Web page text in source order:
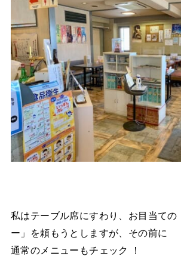
私はテーブル席にすわり、お目当ての
ー」を頼もうとしますが、その前に
通常のメニューもチェック ！